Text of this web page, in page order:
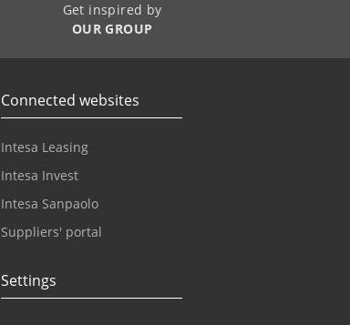
Get inspired by
OUR GROUP
Connected websites
Intesa Leasing
Intesa Invest
Intesa Sanpaolo
Suppliers' portal
Settings